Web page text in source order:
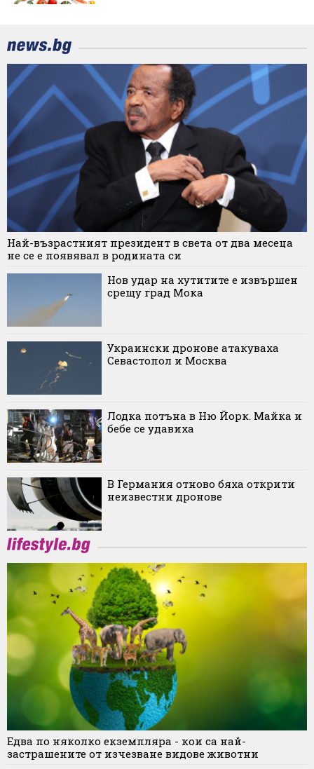
Най-възрастният президент в света от два месеца
не се е появявал в родината си
Нов удар на хутитите е извършен
срещу град Мока
Украински дронове атакуваха
Севастопол и Москва
Лодка потъна в Ню Йорк. Майка и
бебе се удавиха
В Германия отново бяха открити
неизвестни дронове
Едва по няколко екземпляра - кои са най-
застрашените от изчезване видове животни